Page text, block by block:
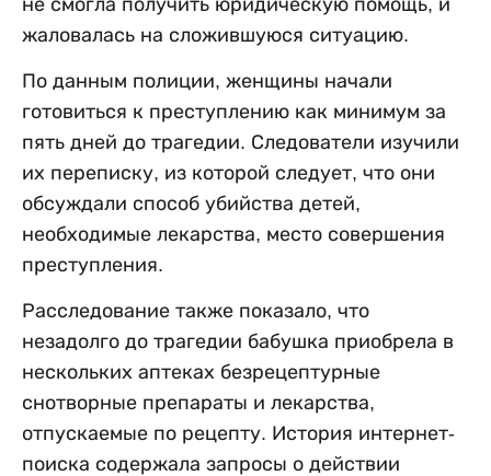
не смогла получить юридическую помощь, и
жаловалась на сложившуюся ситуацию.
По данным полиции, женщины начали
готовиться к преступлению как минимум за
пять дней до трагедии. Следователи изучили
их переписку, из которой следует, что они
обсуждали способ убийства детей,
необходимые лекарства, место совершения
преступления.
Расследование также показало, что
незадолго до трагедии бабушка приобрела в
нескольких аптеках безрецептурные
снотворные препараты и лекарства,
отпускаемые по рецепту. История интернет-
поиска содержала запросы о действии